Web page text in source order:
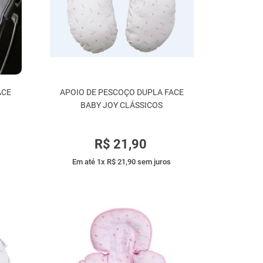
APOIO DE PESCOÇO DUPLA FACE
BABY JOY CLÁSSICOS
R$ 21 ,90
Em até 1x R$ 21 ,90 sem juros